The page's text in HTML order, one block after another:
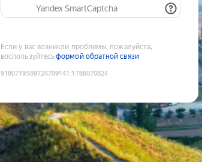
Yandex SmartCaptcha
Если у вас возникли проблемы, пожалуйста,
воспользуйтесьформой обратной связи
9180719589724709141 :1786070824